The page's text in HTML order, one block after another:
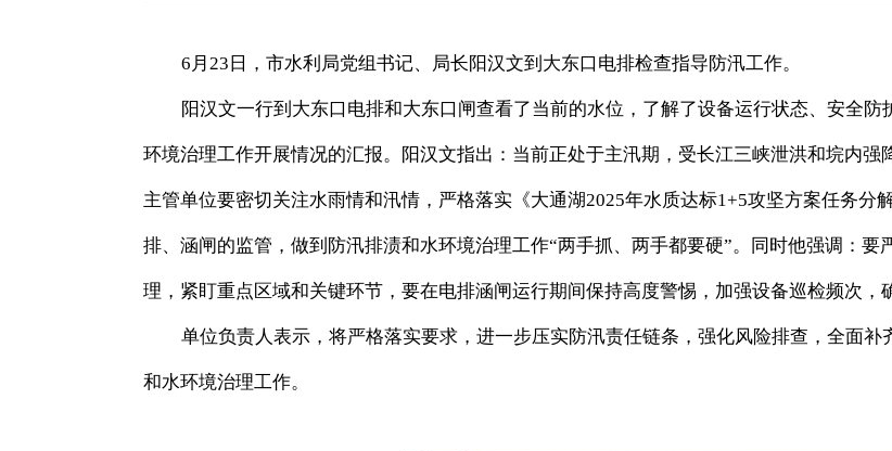
6月23日，市水利局党组书记、局长阳汉文到大东口电排检查指导防汛工作。
阳汉文一行到大东口电排和大东口闸查看了当前的水位，了解了设备运行状态、安全
环境治理工作开展情况的汇报。 阳汉文指出：当前正处于主汛期，受长江三峡泄洪和垸内
主管单位要密切关注水雨情和汛情，严格落实《大通湖2025年水质达标1+5攻坚方案任务分
排、涵闸的监管，做到防汛排渍和水环境治理工作“两手抓、两手都要硬”。 同时他强调：要
理，紧盯重点区域和关键环节，要在电排涵闸运行期间保持高度警惕，加强设备巡检频次，
单位负责人表示，将严格落实要求，进一步压实防汛责任链条，强化风险排查，全面补
和水环境治理工作。